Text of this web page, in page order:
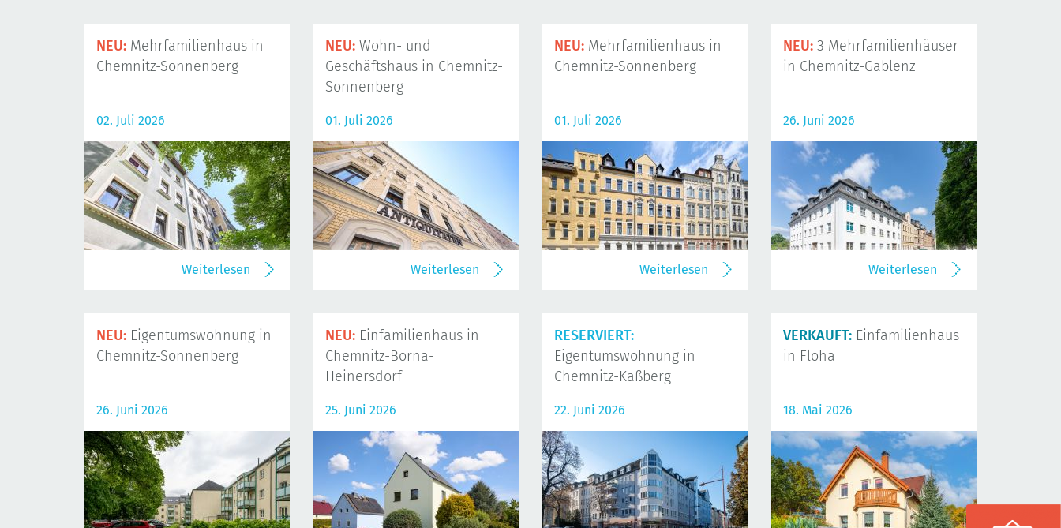
NEU: Mehrfamilienhaus in
Chemnitz-Sonnenberg
02. Juli 2026
Weiterlesen
NEU: Wohn- und
Geschäftshaus in Chemnitz-
Sonnenberg
01. Juli 2026
Weiterlesen
NEU: Mehrfamilienhaus in
Chemnitz-Sonnenberg
01. Juli 2026
Weiterlesen
NEU: 3 Mehrfamilienhäuser
in Chemnitz-Gablenz
26. Juni 2026
Weiterlesen
NEU: Eigentumswohnung in
Chemnitz-Sonnenberg
26. Juni 2026
NEU: Einfamilienhaus in
Chemnitz-Borna-
Heinersdorf
25. Juni 2026
RESERVIERT:
Eigentumswohnung in
Chemnitz-Kaßberg
22. Juni 2026
VERKAUFT: Einfamilienhaus
in Flöha
18. Mai 2026